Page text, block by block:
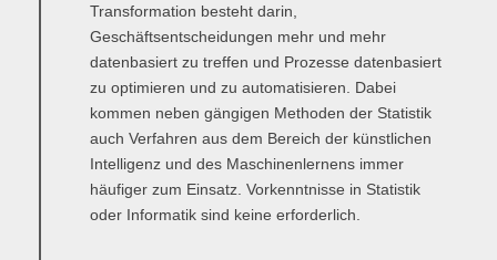
Transformation besteht darin,
Geschäftsentscheidungen mehr und mehr
datenbasiert zu treffen und Prozesse datenbasiert
zu optimieren und zu automatisieren. Dabei
kommen neben gängigen Methoden der Statistik
auch Verfahren aus dem Bereich der künstlichen
Intelligenz und des Maschinenlernens immer
häufiger zum Einsatz. Vorkenntnisse in Statistik
oder Informatik sind keine erforderlich.